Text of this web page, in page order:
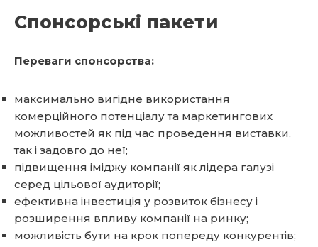
Спонсорські пакети
Переваги спонсорства:
максимально вигідне використання
комерційного потенціалу та маркетингових
можливостей як під час проведення виставки,
так і задовго до неї;
підвищення іміджу компанії як лідера галузі
серед цільової аудиторії;
ефективна інвестиція у розвиток бізнесу і
розширення впливу компанії на ринку;
можливість бути на крок попереду конкурентів;